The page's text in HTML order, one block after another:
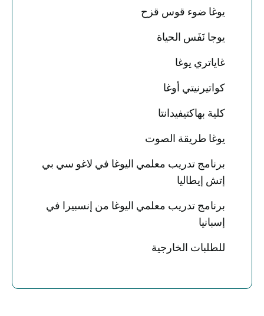
يوغا ضوء قوس قزح
يوجا نَفَس الحياة
غاياتري يوغا
كواتيرنيتي أوغا
كلية بهاكتيفيدانتا
يوغا طريقة الصوت
برنامج تدريب معلمي اليوغا في لاغو سي بي
إتش إيطاليا
برنامج تدريب معلمي اليوغا من إنسبيرا في
إسبانيا
للطلبات الخارجية